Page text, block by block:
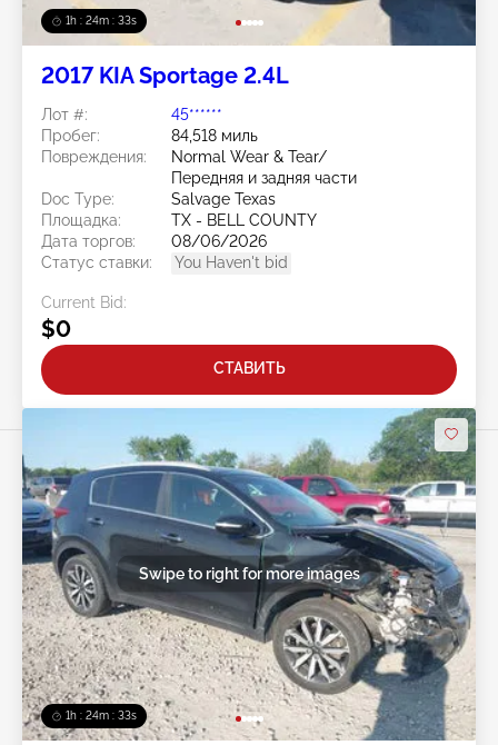
1h : 24m : 30s
2017 KIA Sportage 2.4L
Лот #:
45******
Пробег:
84,518 миль
Повреждения:
Normal Wear & Tear/
Передняя и задняя части
Doc Type:
Salvage Texas
Площадка:
TX - BELL COUNTY
Дата торгов:
08/06/2026
Статус ставки:
You Haven't bid
Current Bid:
$0
СТАВИТЬ
1h : 24m : 30s
Swipe to right for more images